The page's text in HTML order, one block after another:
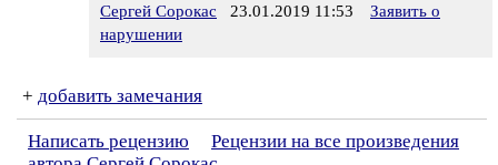
Сергей Сорокас 23.01.2019 11:53
Заявить о
нарушении
+ добавить замечания
Написать рецензию
Рецензии на все произведения